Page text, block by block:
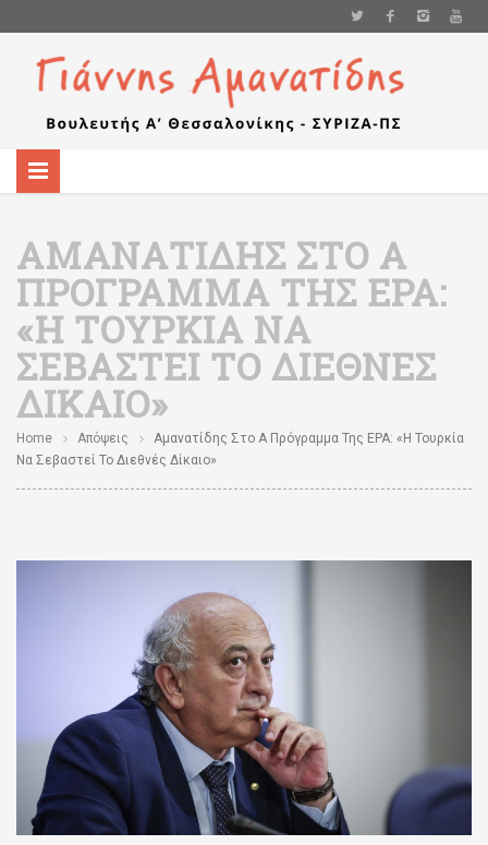
ΑΜΑΝΑΤΊΔΗΣ ΣΤΟ Α
ΠΡΌΓΡΑΜΜΑ ΤΗΣ ΕΡΑ:
«Η ΤΟΥΡΚΊΑ ΝΑ
ΣΕΒΑΣΤΕΊ ΤΟ ΔΙΕΘΝΈΣ
ΔΊΚΑΙΟ»
Home Απόψεις
Αμανατίδης Στο Α Πρόγραμμα Της ΕΡΑ: «Η Τουρκία
Να Σεβαστεί Το Διεθνές Δίκαιο»